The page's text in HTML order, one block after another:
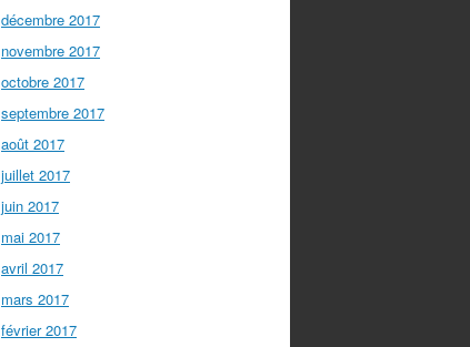
décembre 2017
novembre 2017
octobre 2017
septembre 2017
août 2017
juillet 2017
juin 2017
mai 2017
avril 2017
mars 2017
février 2017